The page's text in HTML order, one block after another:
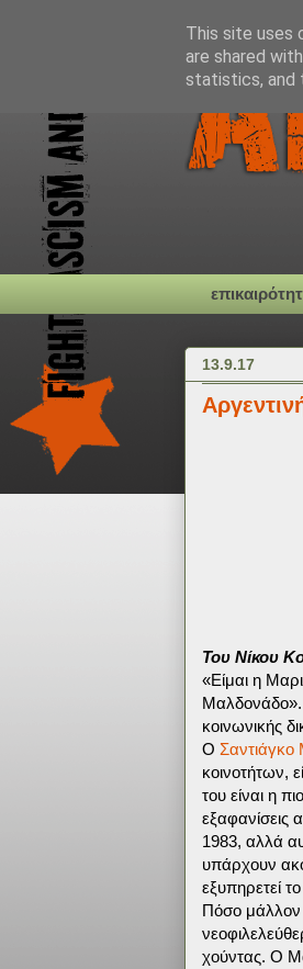
13.9.17
Του Νίκου
«Είμαι η
Μαλδονάδο».
κοινωνικής
Ο
κοινοτήτων,
του είναι η
εξαφανίσεις
1983, αλλά
υπάρχουν
εξυπηρετεί
Πόσο μάλλον
χούντας. Ο
This site uses
are shared
statistics, and